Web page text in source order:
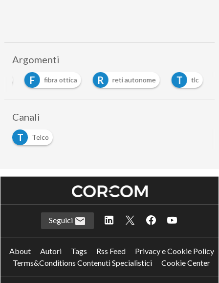
Argomenti
F fibra ottica R reti autonome T tlc
Canali
T
Telco
Seguici
About Autori Tags Rss Feed
Privacy e Cookie Policy
Terms&Conditions Contenuti Specialistici
Cookie Center